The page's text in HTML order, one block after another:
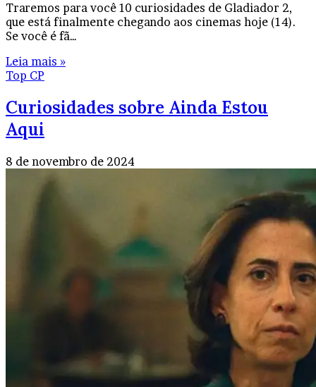
Traremos para você 10 curiosidades de Gladiador 2,
que está finalmente chegando aos cinemas hoje (14).
Se você é fã…
Leia mais »
Top CP
Curiosidades sobre Ainda Estou
Aqui
8 de novembro de 2024